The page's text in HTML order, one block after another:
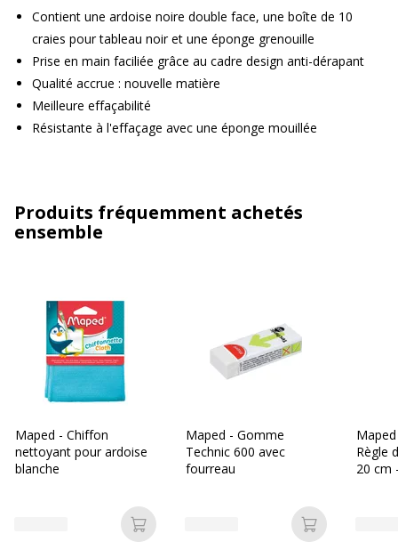
Contient une ardoise noire double face, une boîte de 10
craies pour tableau noir et une éponge grenouille
Prise en main faciliée grâce au cadre design anti-dérapant
Qualité accrue : nouvelle matière
Meilleure effaçabilité
Résistante à l'effaçage avec une éponge mouillée
Produits fréquemment achetés
ensemble
Maped - Chiffon
nettoyant pour ardoise
blanche
Ajouter au panier
Maped - Gomme
Technic 600 avec
fourreau
Ajouter au
Règle
20 cm